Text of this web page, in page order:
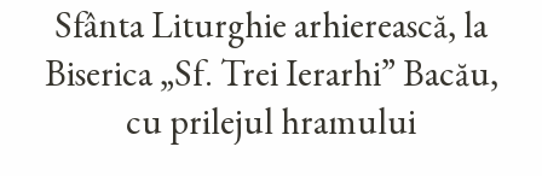
Sfânta Liturghie arhierească, la
Biserica „Sf. Trei Ierarhi” Bacău,
cu prilejul hramului